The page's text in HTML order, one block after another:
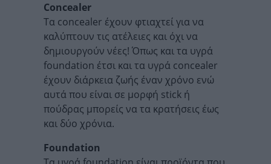
Concealer
Τα concealer έχουν φτιαχτεί για να
καλύπτουν τις ατέλειες και όχι να
δημιουργούν νέες! Όπως και τα υγρά
foundation έτσι και τα υγρά concealer
έχουν διάρκεια ζωής έναν χρόνο ενώ
αυτά που είναι σε μορφή stick ή
πούδρας μπορείς να τα κρατήσεις έως
και δύο χρόνια.
Foundation